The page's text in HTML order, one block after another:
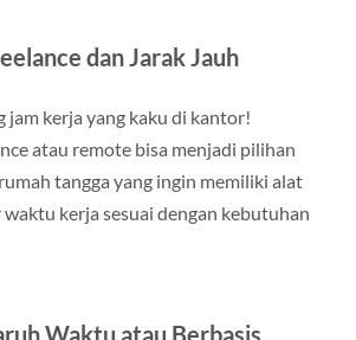
dan Jarak Jauh
jam kerja yang kaku di kantor!
atau remote bisa menjadi pilihan
tangga yang ingin memiliki alat
kerja sesuai dengan kebutuhan
Waktu atau Berbasis